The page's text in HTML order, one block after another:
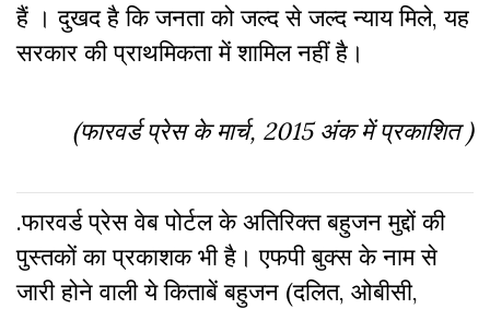
हैं । दुखद है कि जनता को जल्द से जल्द न्याय मिले, यह
सरकार की प्राथमिकता में शामिल नहीं है।
(फारवर्ड प्रेस के मार्च, 2015 अंक में प्रकाशित )
.फारवर्ड प्रेस वेब पोर्टल के अतिरिक्‍त बहुजन मुद्दों की
पुस्‍तकों का प्रकाशक भी है। एफपी बुक्‍स के नाम से
जारी होने वाली ये किताबें बहुजन (दलित, ओबीसी,